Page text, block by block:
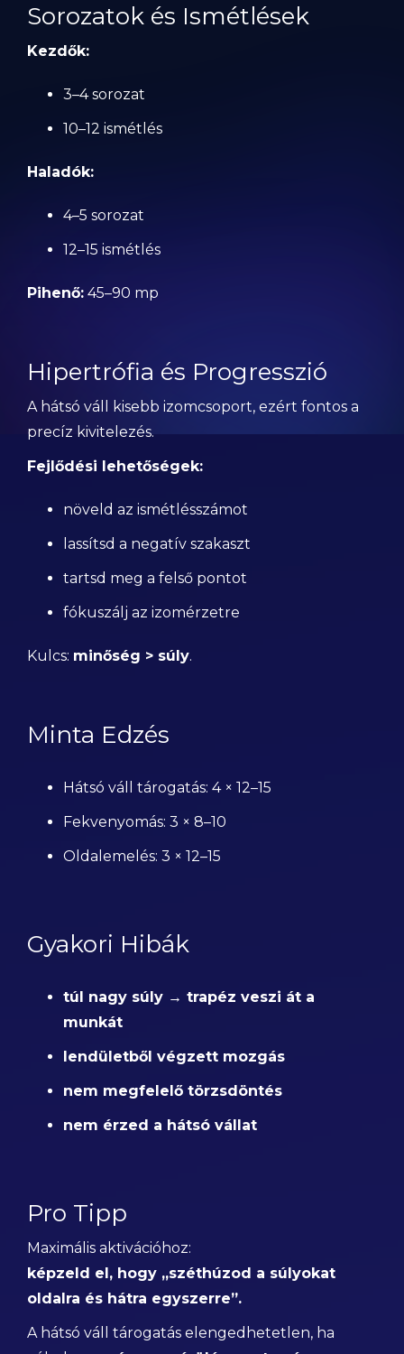
Sorozatok és Ismétlések
Kezdők:
3–4 sorozat
10–12 ismétlés
Haladók:
4–5 sorozat
12–15 ismétlés
Pihenő: 45–90 mp
Hipertrófia és Progresszió
A hátsó váll kisebb izomcsoport, ezért fontos a
precíz kivitelezés.
Fejlődési lehetőségek:
növeld az ismétlésszámot
lassítsd a negatív szakaszt
tartsd meg a felső pontot
fókuszálj az izomérzetre
Kulcs: minőség > súly.
Minta Edzés
Hátsó váll tárogatás: 4 × 12–15
Fekvenyomás: 3 × 8–10
Oldalemelés: 3 × 12–15
Gyakori Hibák
túl nagy súly → trapéz veszi át a
munkát
lendületből végzett mozgás
nem megfelelő törzsdöntés
nem érzed a hátsó vállat
Pro Tipp
Maximális aktivációhoz:
képzeld el, hogy „széthúzod a súlyokat
oldalra és hátra egyszerre”.
A hátsó váll tárogatás elengedhetetlen, ha